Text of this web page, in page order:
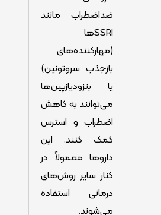
ضداضطراب مانند
SSRIها
(مهارکننده‌های
بازجذب سروتونین)
یا بنزودیازپین‌ها
می‌توانند به کاهش
اضطراب و استرس
کمک کنند. این
داروها معمولاً در
کنار سایر روش‌های
درمانی استفاده
می‌شوند.